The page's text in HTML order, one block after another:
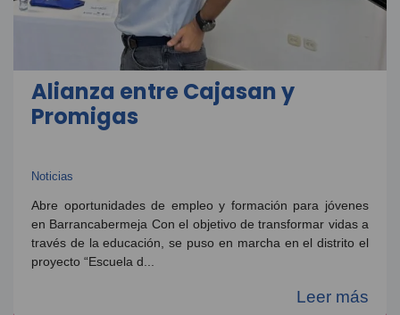
Alianza entre Cajasan y
Promigas
Noticias
Abre oportunidades de empleo y formación para jóvenes
en Barrancabermeja Con el objetivo de transformar vidas a
través de la educación, se puso en marcha en el distrito el
proyecto “Escuela d...
Leer más